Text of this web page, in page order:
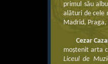
primul său
alături de cele
Madrid, Praga,
Cezar
moştenit arta
Liceul de